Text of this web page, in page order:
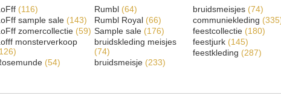
(116)
sample sale (143)
zomercollectie (59)
monsterverkoop
(54)
Rumbl (64)
Rumbl Royal (66)
Sample sale (176)
bruidskleding meisjes
(74)
bruidsmeisje (233)
bruidsmeisjes (74)
communiekleding
feestcollectie (180)
feestjurk (145)
feestkleding (287)